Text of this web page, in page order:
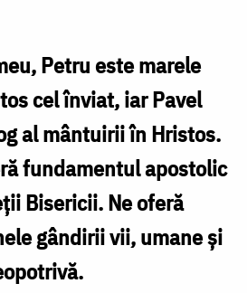
Petru este marele
cel înviat, iar Pavel
al mântuirii în Hristos.
fundamentul apostolic
Bisericii. Ne oferă
gândirii vii, umane și